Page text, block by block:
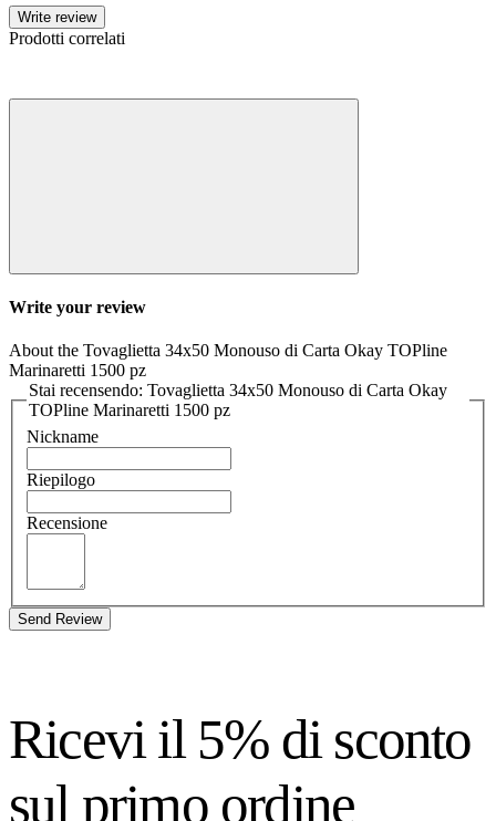
Write review
Prodotti correlati
Write your review
About the Tovaglietta 34x50 Monouso di Carta Okay TOPline
Marinaretti 1500 pz
Stai recensendo: Tovaglietta 34x50 Monouso di Carta Okay
TOPline Marinaretti 1500 pz
Nickname
Riepilogo
Recensione
Send Review
Ricevi il 5% di sconto
sul primo ordine